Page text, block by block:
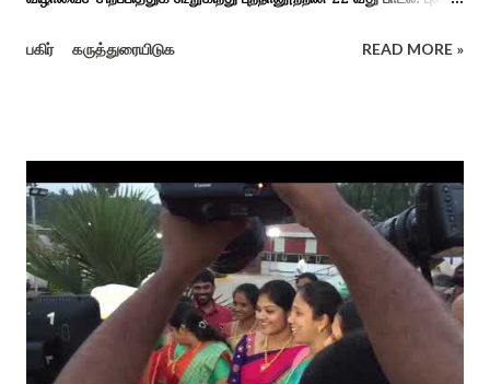
பொங்கல் விழாவை விவரிக்கிறார். நற்றிணை, குறுந்தொகை,
சங்க இலக்கியங்களுக்கு பின் காலகட்டத்திலும் 'புதுக்கலத்து எழுந்த
தீம்பால் பொங்கல்' என சிறப்பிக்கும் சீவக சிந்தாமணி. காலங்கள்
தோறும் தமிழர்களின் வாழ்வியல் அங்கமாக உள்ள பொங்கல் விழாவில்
தமிழர்கள் சொந்த பிள்ளைகளைப் போல கால்நடைகளை வளர்த்துப்
போற்றி உடன் விளையாடி மகிழ்வதும் இயற்கையுடன் இணைந்த
இயந்திரம் இல்லாத கால வாழ்க்கை முறையாகும். தொடர்ந்து உற்றார்
உறவுகளைக் கண்டு மகிழும் காணும் பொங்கல் இயற்கை, வாழ்வியல்
பகிர் கருத்துரையிடுக READ MORE »